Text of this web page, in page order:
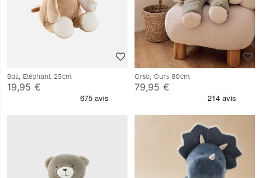
Bali, Eléphant 25cm
19,95 €
Orso, Ours 80cm
79,95 €